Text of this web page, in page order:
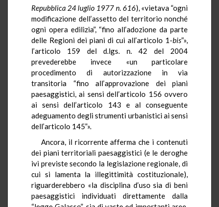
Repubblica 24 luglio 1977 n. 616), «vietava “ogni
modificazione dell’assetto del territorio nonché
ogni opera edilizia”, “fino all’adozione da parte
delle Regioni dei piani di cui all’articolo 1-bis”»,
l’articolo 159 del d.lgs. n. 42 del 2004
prevederebbe invece «un particolare
procedimento di autorizzazione in via
transitoria “fino all’approvazione dei piani
paesaggistici, ai sensi dell’articolo 156 ovvero
ai sensi dell’articolo 143 e al conseguente
adeguamento degli strumenti urbanistici ai sensi
dell’articolo 145”».
Ancora, il ricorrente afferma che i contenuti
dei piani territoriali paesaggistici (e le deroghe
ivi previste secondo la legislazione regionale, di
cui si lamenta la illegittimità costituzionale),
riguarderebbero «la disciplina d’uso sia di beni
paesaggistici individuati direttamente dalla